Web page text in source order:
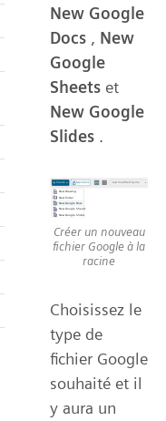
New Google
Docs , New
Google
Sheets et
New Google
Slides .
Créer un nouveau
fichier Google à la
racine
Choisissez le
type de
fichier Google
souhaité et il
y aura un